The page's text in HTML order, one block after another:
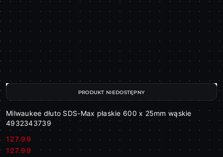
Milwaukee dłuto SDS-Max płaskie 600 x 25mm wąskie
4932343739
Cena:
127.99
Cena:
127.99
PRODUKT NIEDOSTĘPNY